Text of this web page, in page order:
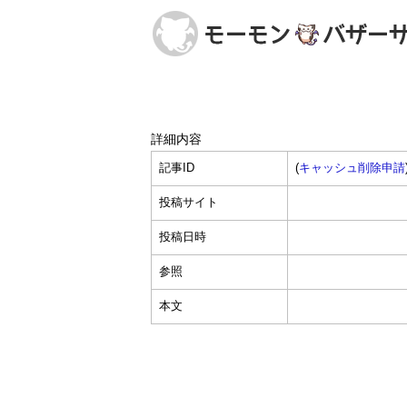
詳細内容
記事ID (キャッシュ削除申請
投稿サイト
投稿日時
参照
本文